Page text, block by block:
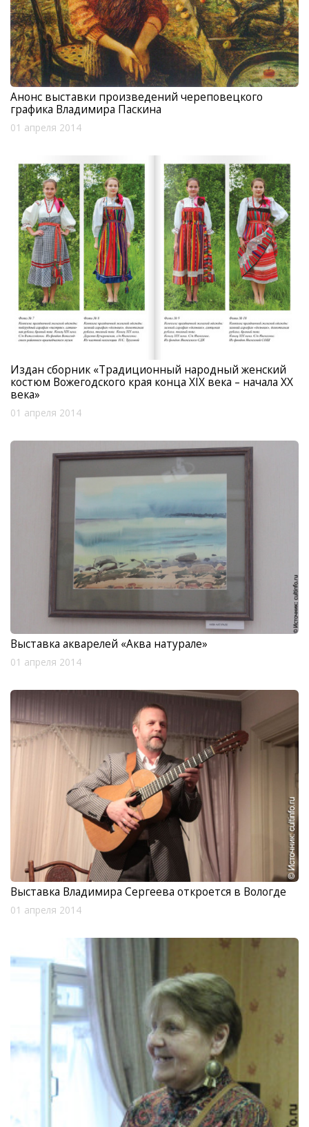
Анонс выставки произведений череповецкого
графика Владимира Паскина
01 апреля 2014
Издан сборник «Традиционный народный женский
костюм Вожегодского края конца XIX века – начала XX
века»
01 апреля 2014
Выставка акварелей «Аква натурале»
01 апреля 2014
Выставка Владимира Сергеева откроется в Вологде
01 апреля 2014